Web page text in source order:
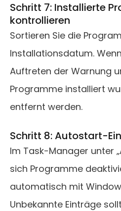
Schritt 7: Installierte
kontrollieren
Sortieren Sie die
Installationsdatum.
Auftreten der Warnung
Programme installiert
entfernt werden.
Schritt 8: Autostart-
Im Task-Manager unter
sich Programme
automatisch mit
Unbekannte Einträge